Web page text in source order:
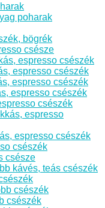
poharak
bögrék
csésze
espresso csészék
espresso csészék
espresso csészék
espresso csészék
csészék
espresso
espresso csészék
csészék
csésze
kávés, teás csészék
csészék
csészék